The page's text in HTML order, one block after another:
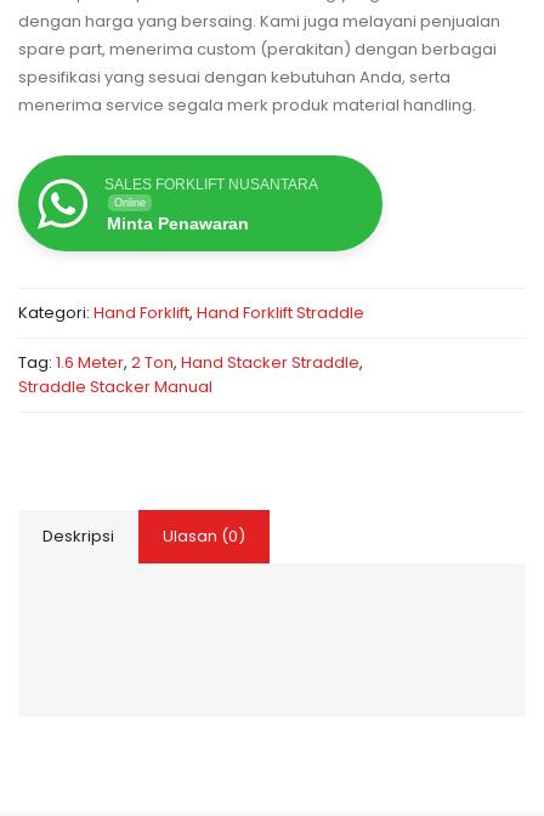
dengan harga yang bersaing. Kami juga melayani penjualan
spare part, menerima custom (perakitan) dengan berbagai
spesifikasi yang sesuai dengan kebutuhan Anda, serta
menerima service segala merk produk material handling.
SALES FORKLIFT NUSANTARA
Online
Minta Penawaran
Kategori: Hand Forklift, Hand Forklift Straddle
Tag: 1.6 Meter, 2 Ton, Hand Stacker Straddle,
Straddle Stacker Manual
Deskripsi Ulasan (0)